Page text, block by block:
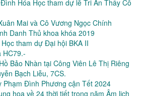
Hóa Học tham dự lễ Tri Ân Thầy Cô
Mai và Cô Vương Ngọc Chính
Danh Thủ khoa khóa 2019
tham dự Đại hội BKA II
HC79.-
Bảo Nhàn tại Công Viên Lê Thị Riêng
Bạch Liễu, 7CS.
Phạm Đình Phương cận Tết 2024
hoa về 24 thời tiết trong năm Âm lịch